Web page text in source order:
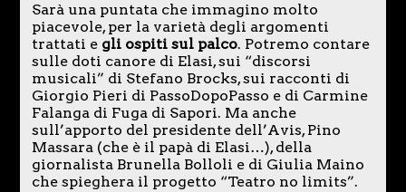
Sarà una puntata che immagino molto
piacevole, per la varietà degli argomenti
trattati egli ospiti sul palco. Potremo contare
sulle doti canore di Elasi, sui “discorsi
musicali” di Stefano Brocks, sui racconti di
Giorgio Pieri di PassoDopoPasso e di Carmine
Falanga di Fuga di Sapori. Ma anche
sull’apporto del presidente dell’Avis, Pino
Massara (che è il papà di Elasi…), della
giornalista Brunella Bolloli e di Giulia Maino
che spieghera il progetto “Teatro no limits”.